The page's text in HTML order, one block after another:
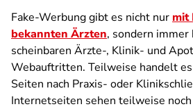
Fake-Werbung gibt es nicht nur mit
bekannten Ärzten, sondern immer
scheinbaren Ärzte-, Klinik- und
Webauftritten. Teilweise handelt
Seiten nach Praxis- oder
Internetseiten sehen teilweise